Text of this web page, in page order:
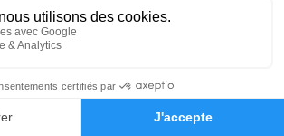
Hommages
BOUDRIER 31 Rue Lavoisier
Jallieu